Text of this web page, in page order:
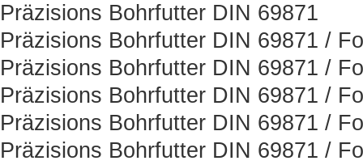
Präzisions Bohrfutter DIN 69871
Präzisions Bohrfutter DIN 69871 /
Präzisions Bohrfutter DIN 69871 /
Präzisions Bohrfutter DIN 69871 /
Präzisions Bohrfutter DIN 69871 /
Präzisions Bohrfutter DIN 69871 /